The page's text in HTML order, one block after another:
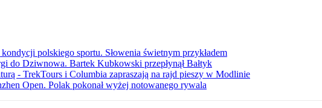
polskiego sportu. Słowenia świetnym przykładem
do Dziwnowa. Bartek Kubkowski przepłynął Bałtyk
- TrekTours i Columbia zapraszają na rajd pieszy w Modlinie
Open. Polak pokonał wyżej notowanego rywala